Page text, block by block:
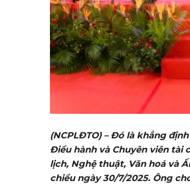
(NCPLĐTO) – Đó là khẳng
Điều hành và Chuyên viên tài
lịch, Nghệ thuật, Văn hoá và
chiều ngày 30/7/2025. Ông